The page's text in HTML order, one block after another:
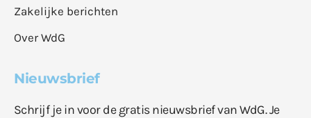
Zakelijke berichten
Over WdG
Nieuwsbrief
Schrijf je in voor de gratis nieuwsbrief van WdG. Je